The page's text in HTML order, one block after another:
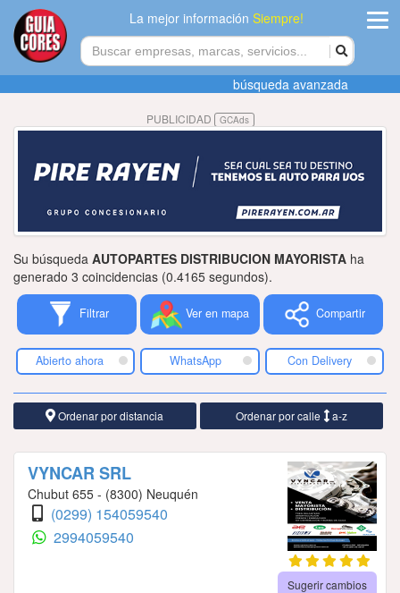
La mejor informaciónSiempre!
Agregar
empresa
Actualizar
Publicidad
Tiendacores
Contactenos
búsqueda avanzada
PUBLICIDAD GCAds
Su búsqueda AUTOPARTES DISTRIBUCION MAYORISTA ha
generado 3 coincidencias (0.4165 segundos).
Filtrar Ver en mapa Compartir
Abierto ahora WhatsApp Con Delivery
Ordenar por distancia Ordenar por calle a-z
VYNCAR SRL
Chubut 655 - (8300) Neuquén
(0299) 154059540
2994059540
Sugerir cambios